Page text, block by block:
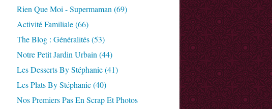
Rien Que Moi - Supermaman (69)
Activité Familiale(66)
The Blog : Généralités(53)
Notre Petit Jardin Urbain (44)
Les Desserts By Stéphanie(41)
Les Plats By Stéphanie(40)
Nos Premiers Pas En Scrap Et Photos